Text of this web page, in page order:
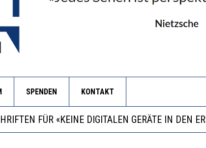
SPENDEN KONTAKT
HARMONISIERUNG IM SCHULWESEN
UND WILL WISSEN, WAS ALL DIE